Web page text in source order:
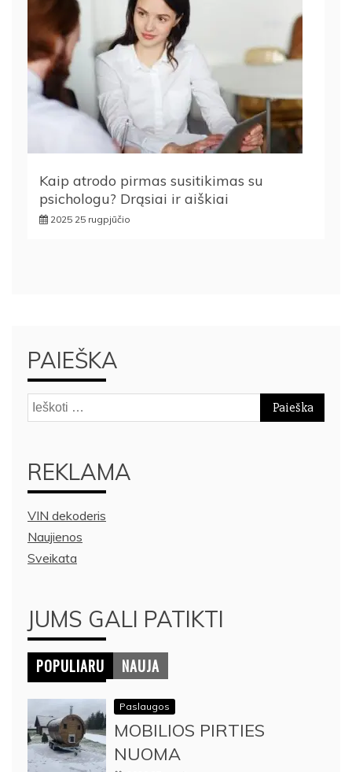
Kaip atrodo pirmas susitikimas su
psichologu? Drąsiai ir aiškiai
2025 25 rugpjūčio
PAIEŠKA
Ieškoti:
REKLAMA
VIN dekoderis
Naujienos
Sveikata
JUMS GALI PATIKTI
POPULIARU NAUJA
Paslaugos
MOBILIOS PIRTIES
NUOMA